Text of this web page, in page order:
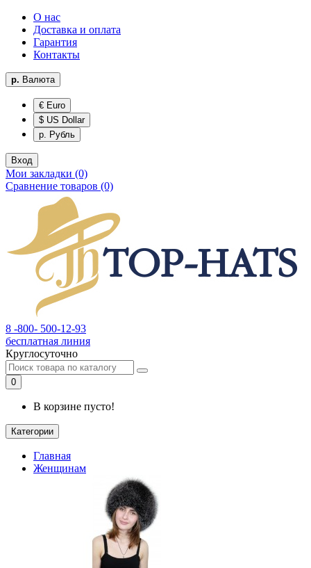
О нас
Доставка и оплата
Гарантия
Контакты
р. Валюта
€ Euro
$ US Dollar
р. Рубль
Вход
Мои закладки (0)
Сравнение товаров (0)
8 -800- 500-12-93
бесплатная линия
Круглосуточно
0
В корзине пусто!
Категории
Главная
Женщинам